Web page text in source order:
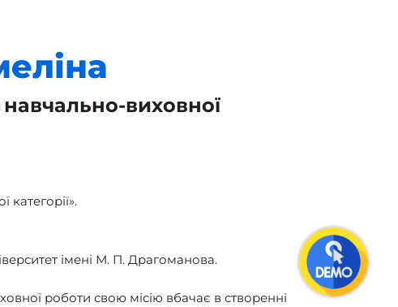
виховної
категорії».
імені М. П. Драгоманова.
роботи свою місію вбачає в створенні